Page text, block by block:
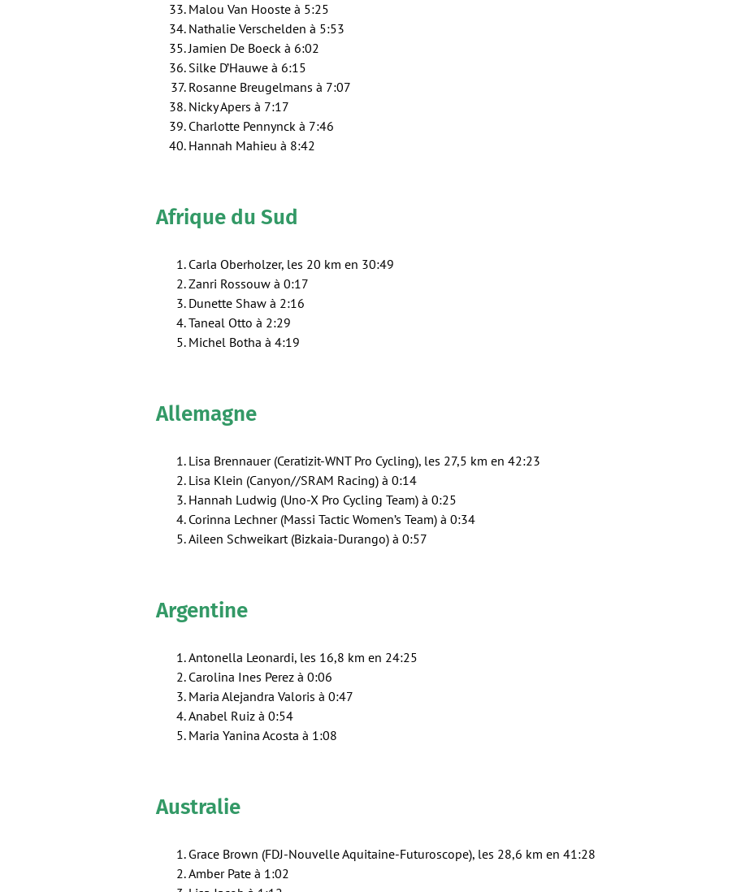
Malou Van Hooste à 5:25
Nathalie Verschelden à 5:53
Jamien De Boeck à 6:02
Silke D’Hauwe à 6:15
Rosanne Breugelmans à 7:07
Nicky Apers à 7:17
Charlotte Pennynck à 7:46
Hannah Mahieu à 8:42
Afrique du Sud
Carla Oberholzer, les 20 km en 30:49
Zanri Rossouw à 0:17
Dunette Shaw à 2:16
Taneal Otto à 2:29
Michel Botha à 4:19
Allemagne
Lisa Brennauer (Ceratizit-WNT Pro Cycling), les 27,5 km en 42:23
Lisa Klein (Canyon//SRAM Racing) à 0:14
Hannah Ludwig (Uno-X Pro Cycling Team) à 0:25
Corinna Lechner (Massi Tactic Women’s Team) à 0:34
Aileen Schweikart (Bizkaia-Durango) à 0:57
Argentine
Antonella Leonardi, les 16,8 km en 24:25
Carolina Ines Perez à 0:06
Maria Alejandra Valoris à 0:47
Anabel Ruiz à 0:54
Maria Yanina Acosta à 1:08
Australie
Grace Brown (FDJ-Nouvelle Aquitaine-Futuroscope), les 28,6 km en 41:28
Amber Pate à 1:02